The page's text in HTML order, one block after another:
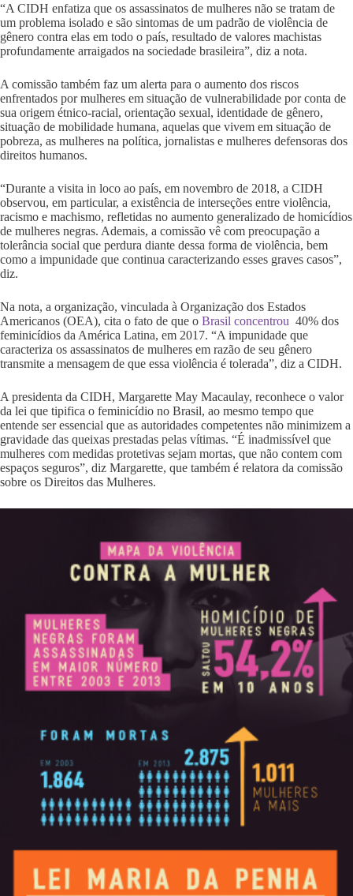
“A CIDH enfatiza que os assassinatos de mulheres não se tratam de
um problema isolado e são sintomas de um padrão de violência de
gênero contra elas em todo o país, resultado de valores machistas
profundamente arraigados na sociedade brasileira”, diz a nota.
A comissão também faz um alerta para o aumento dos riscos
enfrentados por mulheres em situação de vulnerabilidade por conta de
sua origem étnico-racial, orientação sexual, identidade de gênero,
situação de mobilidade humana, aquelas que vivem em situação de
pobreza, as mulheres na política, jornalistas e mulheres defensoras dos
direitos humanos.
“Durante a visita in loco ao país, em novembro de 2018, a CIDH
observou, em particular, a existência de interseções entre violência,
racismo e machismo, refletidas no aumento generalizado de homicídios
de mulheres negras. Ademais, a comissão vê com preocupação a
tolerância social que perdura diante dessa forma de violência, bem
como a impunidade que continua caracterizando esses graves casos”,
diz.
Na nota, a organização, vinculada à Organização dos Estados
Americanos (OEA), cita o fato de que o Brasil concentrou 40% dos
feminicídios da América Latina, em 2017. “A impunidade que
caracteriza os assassinatos de mulheres em razão de seu gênero
transmite a mensagem de que essa violência é tolerada”, diz a CIDH.
A presidenta da CIDH, Margarette May Macaulay, reconhece o valor
da lei que tipifica o feminicídio no Brasil, ao mesmo tempo que
entende ser essencial que as autoridades competentes não minimizem a
gravidade das queixas prestadas pelas vítimas. “É inadmissível que
mulheres com medidas protetivas sejam mortas, que não contem com
espaços seguros”, diz Margarette, que também é relatora da comissão
sobre os Direitos das Mulheres.